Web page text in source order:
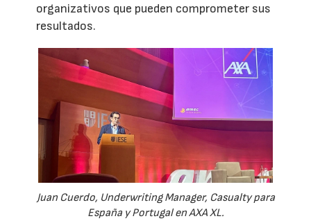
organizativos que pueden comprometer sus
resultados.
Juan Cuerdo, Underwriting Manager, Casualty para
España y Portugal en AXA XL.